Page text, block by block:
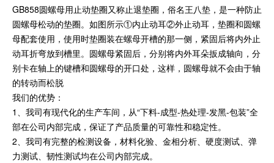
GB858圆螺母用止动垫圈又称止退垫圈，俗名王八垫，是一种防止
圆螺母松动的垫圈。如图所示①内止动耳②外止动耳，垫圈和圆螺
母配套使用，使用时垫圈装在螺母开槽的那一侧，紧固后将内外止
动耳折弯放到槽里。圆螺母紧固后，分别将内外耳朵扳成轴向，分
别卡在轴上的键槽和圆螺母的开口处，这样，圆螺母就不会由于轴
的转动而松脱
我们的优势：
1、我司有现代化的生产车间，从“下料-成型-热处理-发黑-包装”全
部在公司内部完成，保证了产品质量的可靠性和稳定性。
2、我司有完整的检测设备，材料化验、金相分析、硬度测试、弹
力测试、韧性测试均在公司内部完成。